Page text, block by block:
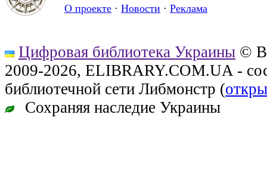
О проекте · Новости · Реклама
Цифровая библиотека Украины ©
2009-2026, ELIBRARY.COM.UA -
библиотечной сети Либмонстр (
Сохраняя наследие Украины